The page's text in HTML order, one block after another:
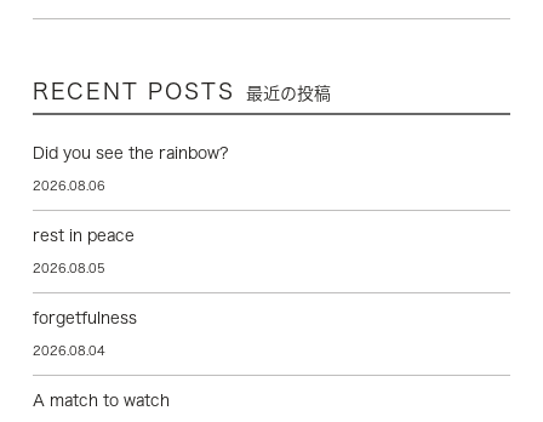
RECENT POSTS 最近の投稿
Did you see the rainbow?
2026.08.06
rest in peace
2026.08.05
forgetfulness
2026.08.04
A match to watch